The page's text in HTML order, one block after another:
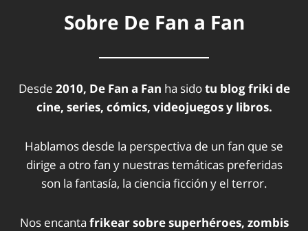
Sobre De Fan a Fan
Desde 2010, De Fan a Fan ha sidotu blog friki de
cine, series, cómics, videojuegos y libros.
Hablamos desde la perspectiva de un fan que se
dirige a otro fan y nuestras temáticas preferidas
son la fantasía, la ciencia ficción y el terror.
Nos encanta frikear sobre superhéroes, zombis